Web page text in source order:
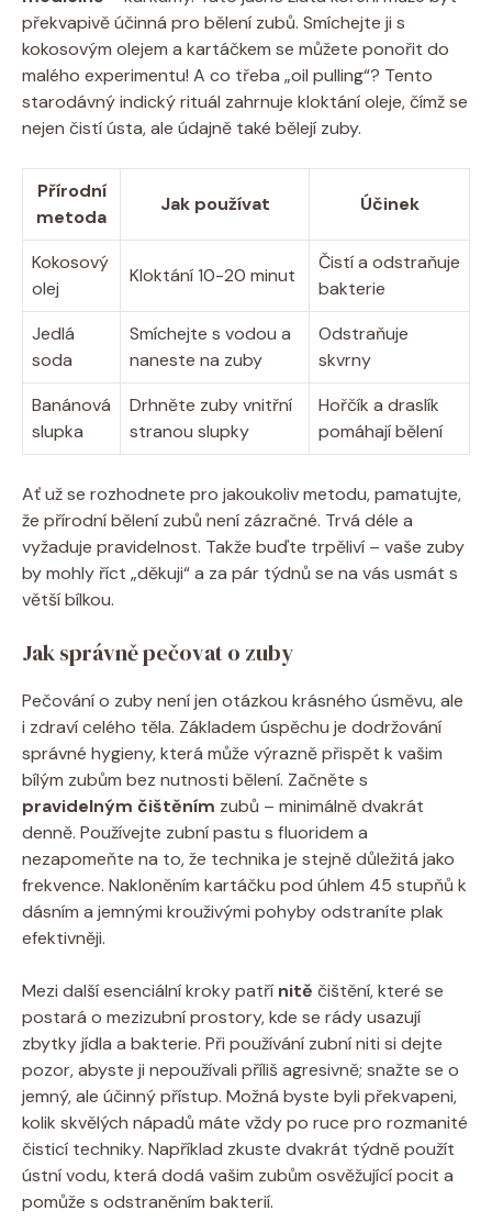
překvapivě účinná pro bělení zubů. Smíchejte ji s
kokosovým olejem a kartáčkem se můžete ponořit do
malého experimentu! A co třeba „oil pulling“? Tento
starodávný indický rituál zahrnuje kloktání oleje, čímž se
nejen čistí ústa, ale údajně také bělejí zuby.
Přírodní
metoda
Jak používat Účinek
Kokosový
olej
Kloktání 10-20 minut
Čistí a odstraňuje
bakterie
Jedlá
soda
Smíchejte s vodou a
naneste na zuby
Odstraňuje
skvrny
Banánová
slupka
Drhněte zuby vnitřní
stranou slupky
Hořčík a draslík
pomáhají bělení
Ať už se rozhodnete pro jakoukoliv metodu, pamatujte,
že přírodní bělení zubů není zázračné. Trvá déle a
vyžaduje pravidelnost. Takže buďte trpěliví – vaše zuby
by mohly říct „děkuji“ a za pár týdnů se na vás usmát s
větší bílkou.
Jak správně pečovat o zuby
Pečování o zuby není jen otázkou krásného úsměvu, ale
i zdraví celého těla. Základem úspěchu je dodržování
správné hygieny, která může výrazně přispět k vašim
bílým zubům bez nutnosti bělení. Začněte s
pravidelným čištěním zubů – minimálně dvakrát
denně. Používejte zubní pastu s fluoridem a
nezapomeňte na to, že technika je stejně důležitá jako
frekvence. Nakloněním kartáčku pod úhlem 45 stupňů k
dásním a jemnými krouživými pohyby odstraníte plak
efektivněji.
Mezi další esenciální kroky patří nitě čištění, které se
postará o mezizubní prostory, kde se rády usazují
zbytky jídla a bakterie. Při používání zubní niti si dejte
pozor, abyste ji nepoužívali příliš agresivně; snažte se o
jemný, ale účinný přístup. Možná byste byli překvapeni,
kolik skvělých nápadů máte vždy po ruce pro rozmanité
čisticí techniky. Například zkuste dvakrát týdně použít
ústní vodu, která dodá vašim zubům osvěžující pocit a
pomůže s odstraněním bakterií.